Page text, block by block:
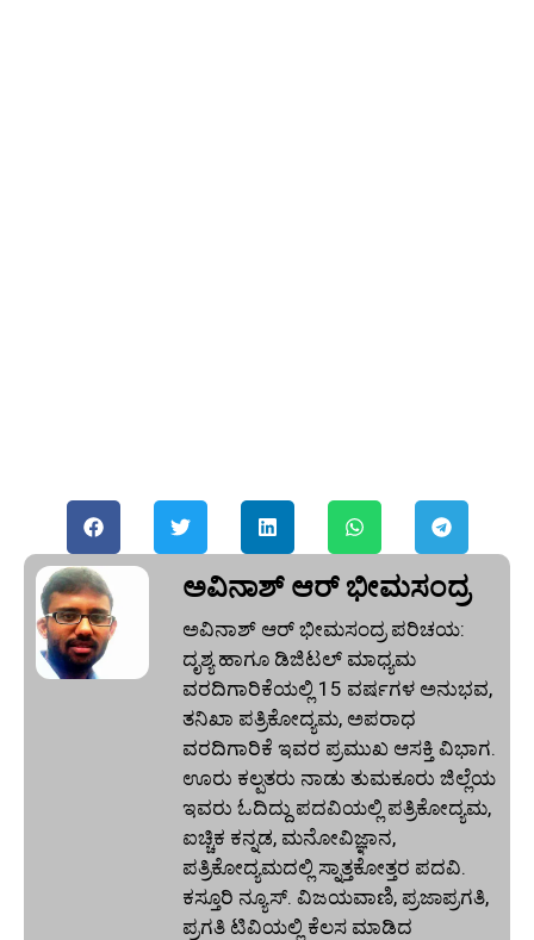
ಅವಿನಾಶ್‌ ಆರ್‌ ಭೀಮಸಂದ್ರ
ಅವಿನಾಶ್‌ ಆರ್‌ ಭೀಮಸಂದ್ರ ಪರಿಚಯ:
ದೃಶ್ಯ ಹಾಗೂ ಡಿಜಿಟಲ್ ಮಾಧ್ಯಮ
ವರದಿಗಾರಿಕೆಯಲ್ಲಿ 15 ವರ್ಷಗಳ ಅನುಭವ,
ತನಿಖಾ ಪತ್ರಿಕೋದ್ಯಮ, ಅಪರಾಧ
ವರದಿಗಾರಿಕೆ ಇವರ ಪ್ರಮುಖ ಆಸಕ್ತಿ ವಿಭಾಗ.
ಊರು ಕಲ್ಪತರು ನಾಡು ತುಮಕೂರು ಜಿಲ್ಲೆಯ
ಇವರು ಓದಿದ್ದು ಪದವಿಯಲ್ಲಿ ಪತ್ರಿಕೋದ್ಯಮ,
ಐಚ್ಚಿಕ ಕನ್ನಡ, ಮನೋವಿಜ್ಞಾನ,
ಪತ್ರಿಕೋದ್ಯಮದಲ್ಲಿ ಸ್ನಾತ್ತಕೋತ್ತರ ಪದವಿ.
ಕಸ್ತೂರಿ ನ್ಯೂಸ್‌. ವಿಜಯವಾಣಿ, ಪ್ರಜಾಪ್ರಗತಿ,
ಪ್ರಗತಿ ಟಿವಿಯಲ್ಲಿ ಕೆಲಸ ಮಾಡಿದ